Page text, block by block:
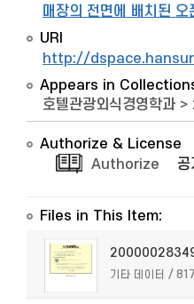
매장의 전면에 배치된 오
URI
http://
Appears in
호텔관광외식경영학과 >
Authorize & License
Authorize
공
Files in This Item:
기타 데이터 /